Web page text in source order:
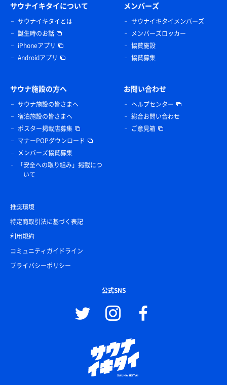
スイーツとコーヒー
カタラーナが美味しかったよ
サウナイキタイについて
サウナイキタイとは
誕生時のお話
iPhoneアプリ
Androidアプリ
メンバーズ
サウナイキタイメンバーズ
メンバーズロッカー
協賛施設
協賛募集
サウナ施設の方へ
サウナ施設の皆さまへ
宿泊施設の皆さまへ
ポスター掲載店募集
マナーPOPダウンロード
メンバーズ協賛募集
「安全への取り組み」掲載につ
いて
お問い合わせ
ヘルプセンター
総合お問い合わせ
ご意見箱
推奨環境
特定商取引法に基づく表記
利用規約
コミュニティガイドライン
プライバシーポリシー
公式SNS